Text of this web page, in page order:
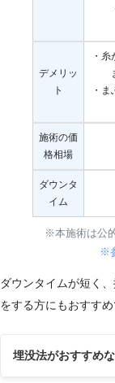
デメリッ
ト
・
・
施術の価
格相場
ダウンタ
イム
※本施術は公
※
ダウンタイムが短く
をする方にもおすすめ
埋没法がおすすめ